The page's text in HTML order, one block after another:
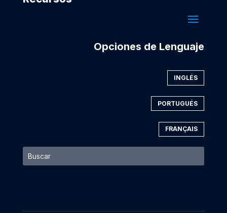
Opciones de Lenguaje
INGLÉS
PORTUGUÉS
FRANÇAIS